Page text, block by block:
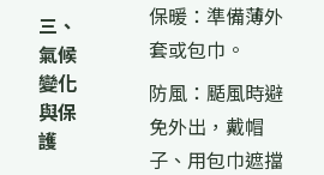
三、
氣候
變化
與保
護
保暖：準備薄外
套或包巾。
防風：颳風時避
免外出，戴帽
子、用包巾遮擋